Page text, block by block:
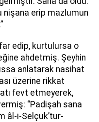
nişana erip mazlumun
edip, kurtulursa o
ahdetmiş. Şeyhin
anlatarak nasihat
üzerine rikkat
fevt etmeyerek,
“Padişah sana
âl-i-Selçuk’tur-